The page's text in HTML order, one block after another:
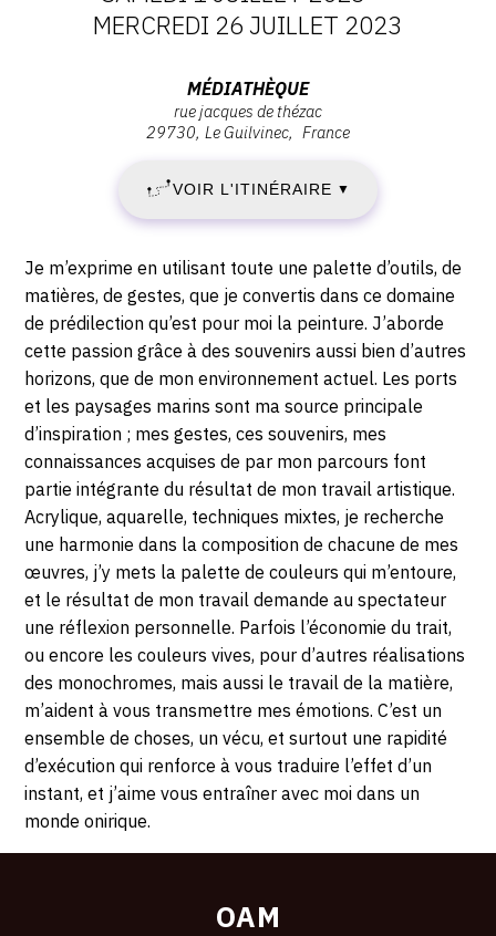
CONTACT
CGV
SUIVEZ-NOUS
INSTAGRAM
FACEBOOK
TWITTER
DATES
:
SAMEDI
1
JUILLET
2023
-
MERCREDI
26
JUILLET
2023
MERCREDI 26 JUILLET 2023
Médiathèque
de
Thézac,
29730
Le
Guilvinec
MÉDIATHÈQUE
rue jacques de thézac
29730 Le Guilvinec France
VOIR L'ITINÉRAIRE ▼
Description,
horaires...
Je m’exprime en utilisant toute une palette d’outils, de
matières, de gestes, que je convertis dans ce domaine
de prédilection qu’est pour moi la peinture. J’aborde
cette passion grâce à des souvenirs aussi bien d’autres
horizons, que de mon environnement actuel. Les ports
et les paysages marins sont ma source principale
d’inspiration ; mes gestes, ces souvenirs, mes
connaissances acquises de par mon parcours font
partie intégrante du résultat de mon travail artistique.
Acrylique, aquarelle, techniques mixtes, je recherche
une harmonie dans la composition de chacune de mes
œuvres, j’y mets la palette de couleurs qui m’entoure,
et le résultat de mon travail demande au spectateur
une réflexion personnelle. Parfois l’économie du trait,
ou encore les couleurs vives, pour d’autres réalisations
des monochromes, mais aussi le travail de la matière,
m’aident à vous transmettre mes émotions. C’est un
ensemble de choses, un vécu, et surtout une rapidité
d’exécution qui renforce à vous traduire l’effet d’un
instant, et j’aime vous entraîner avec moi dans un
monde onirique.
OAM